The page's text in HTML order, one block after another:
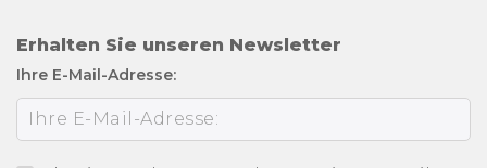
Erhalten Sie unseren Newsletter
Ihre E-Mail-Adresse: